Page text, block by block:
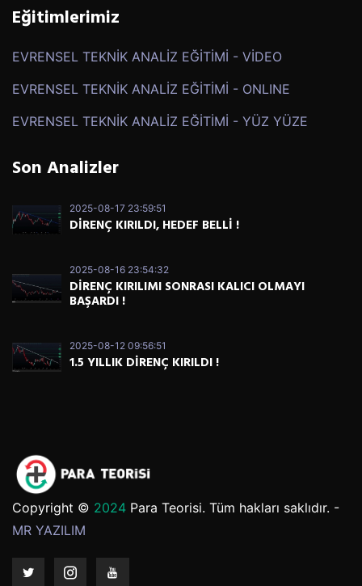
Eğitimlerimiz
EVRENSEL TEKNİK ANALİZ EĞİTİMİ - VİDEO
EVRENSEL TEKNİK ANALİZ EĞİTİMİ - ONLINE
EVRENSEL TEKNİK ANALİZ EĞİTİMİ - YÜZ YÜZE
Son Analizler
2025-08-17 23:59:51
DİRENÇ KIRILDI, HEDEF BELLİ !
2025-08-16 23:54:32
DİRENÇ KIRILIMI SONRASI KALICI OLMAYI
BAŞARDI !
2025-08-12 09:56:51
1.5 YILLIK DİRENÇ KIRILDI !
Copyright © 2024 Para Teorisi. Tüm hakları saklıdır. -
MR YAZILIM